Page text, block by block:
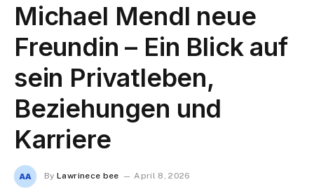
Michael Mendl neue
Freundin – Ein Blick auf
sein Privatleben,
Beziehungen und
Karriere
By Lawrinece bee
April 8, 2026